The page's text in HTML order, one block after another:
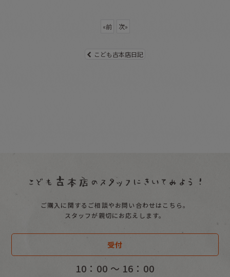
«前 次»
こども古本店日記
ご購入に関するご相談やお問い合わせはこちら。
スタッフが親切にお応えします。
受付
10：00 〜 16：00